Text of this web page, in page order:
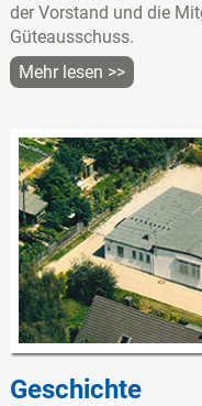
der Vorstand und die
Güteausschuss.
Mehr lesen >>
Geschichte